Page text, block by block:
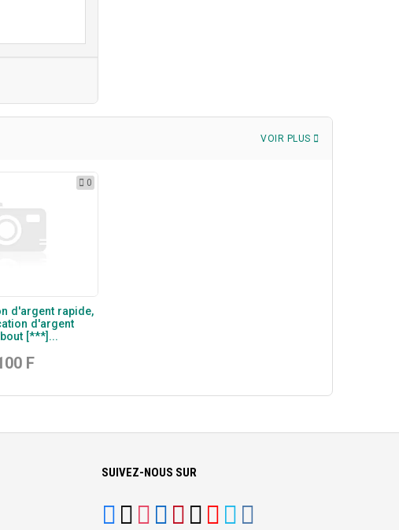
VOIR PLUS
0
d'argent rapide,
d'argent
[***]...
F
SUIVEZ-NOUS SUR